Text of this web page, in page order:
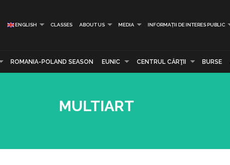
ENGLISH CLASSES ABOUT US MEDIA INFORMAȚII DE INTERES PUBLIC
ROMANIA-POLAND SEASON EUNIC CENTRUL CĂRŢII BURSE
MULTIART